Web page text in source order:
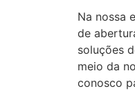
Na nossa
de
soluções
meio da
conosco